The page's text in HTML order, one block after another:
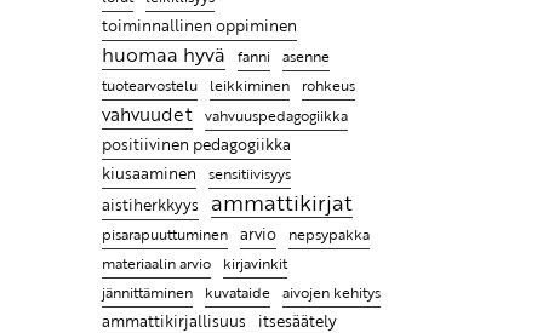
Entä jos lapsen hyvän kasvun
juuret ovat tiimissäsi?
Leikin lomassa on luontevaa
harjoitella uusia taitoja
Ratkaisujen muistitaulu
Lasten kanssa jokainen päivä
on erilainen ja se tekeekin
työstä mielenkiintoista
Ammattikirjat auttavat
toiminnallinen oppiminen
huomaa hyvä fanni
asenne
tuotearvostelu
leikkiminen rohkeus
vahvuudet vahvuuspedagogiikka
positiivinen pedagogiikka
kiusaaminen
sensitiivisyys
aistiherkkyys
ammattikirjat
pisarapuuttuminen arvio
nepsypakka
materiaalin arvio
kirjavinkit
jännittäminen
kuvataide aivojen kehitys
ammattikirjallisuus itsesäätely